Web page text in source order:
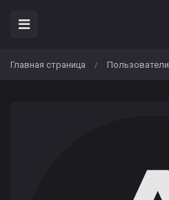
Главная страница / Пользователи